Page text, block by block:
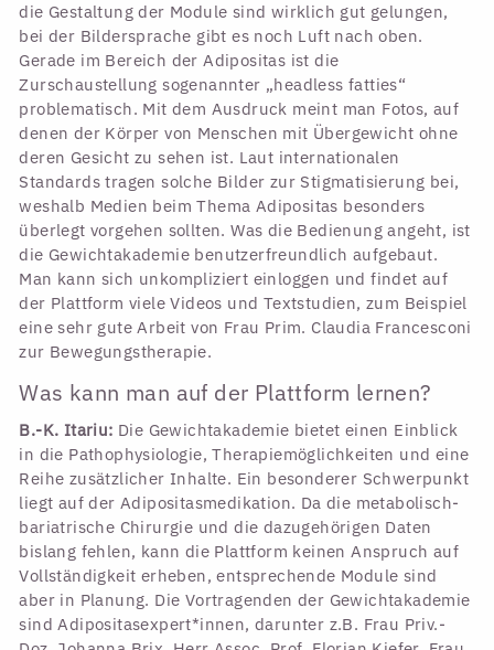
die Gestaltung der Module sind wirklich gut gelungen,
bei der Bildersprache gibt es noch Luft nach oben.
Gerade im Bereich der Adipositas ist die
Zurschaustellung sogenannter „headless fatties“
problematisch. Mit dem Ausdruck meint man Fotos, auf
denen der Körper von Menschen mit Übergewicht ohne
deren Gesicht zu sehen ist. Laut internationalen
Standards tragen solche Bilder zur Stigmatisierung bei,
weshalb Medien beim Thema Adipositas besonders
überlegt vorgehen sollten. Was die Bedienung angeht, ist
die Gewichtakademie benutzerfreundlich aufgebaut.
Man kann sich unkompliziert einloggen und findet auf
der Plattform viele Videos und Textstudien, zum Beispiel
eine sehr gute Arbeit von Frau Prim. Claudia Francesconi
zur Bewegungstherapie.
Was kann man auf der Plattform lernen?
B.-K. Itariu: Die Gewichtakademie bietet einen Einblick
in die Pathophysiologie, Therapiemöglichkeiten und eine
Reihe zusätzlicher Inhalte. Ein besonderer Schwerpunkt
liegt auf der Adipositasmedikation. Da die metabolisch-
bariatrische Chirurgie und die dazugehörigen Daten
bislang fehlen, kann die Plattform keinen Anspruch auf
Vollständigkeit erheben, entsprechende Module sind
aber in Planung. Die Vortragenden der Gewichtakademie
sind Adipositasexpert*innen, darunter z.B. Frau Priv.-